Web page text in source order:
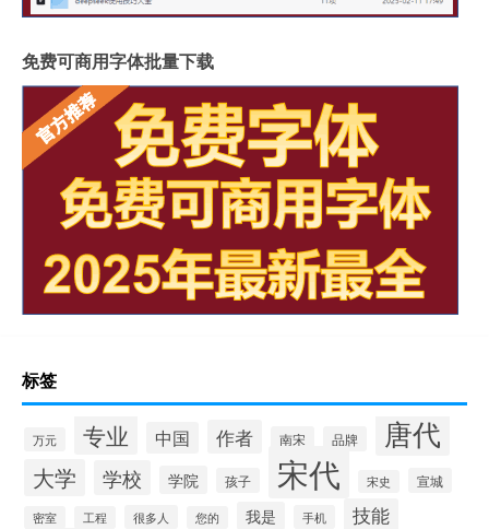
免费可商用字体批量下载
标签
万元 专业 中国 作者 南宋 品牌 唐代
大学 学校 学院 孩子 宋代 宋史 宣城
密室 工程 很多人 您的 我是 手机 技能